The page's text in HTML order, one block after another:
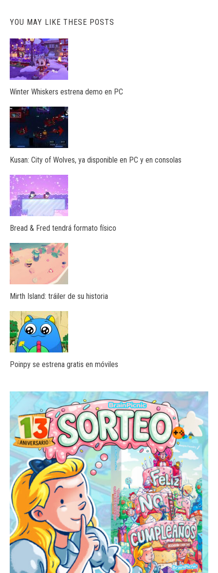
YOU MAY LIKE THESE POSTS
Winter Whiskers estrena demo en PC
Kusan: City of Wolves, ya disponible en PC y en consolas
Bread & Fred tendrá formato físico
Mirth Island: tráiler de su historia
Poinpy se estrena gratis en móviles